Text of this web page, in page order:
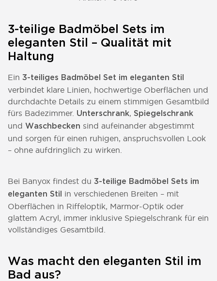
3-teilige Badmöbel Sets im
eleganten Stil – Qualität mit
Haltung
Ein 3-teiliges Badmöbel Set im eleganten Stil
verbindet klare Linien, hochwertige Oberflächen und
durchdachte Details zu einem stimmigen Gesamtbild
fürs Badezimmer. Unterschrank, Spiegelschrank
und Waschbecken sind aufeinander abgestimmt
und sorgen für einen ruhigen, anspruchsvollen Look
– ohne aufdringlich zu wirken.
Bei Banyox findest du 3-teilige Badmöbel Sets im
eleganten Stil
in verschiedenen Breiten – mit
Oberflächen in Riffeloptik, Marmor-Optik oder
glattem Acryl, immer inklusive Spiegelschrank für ein
vollständiges Gesamtbild.
Was macht den eleganten Stil im
Bad aus?